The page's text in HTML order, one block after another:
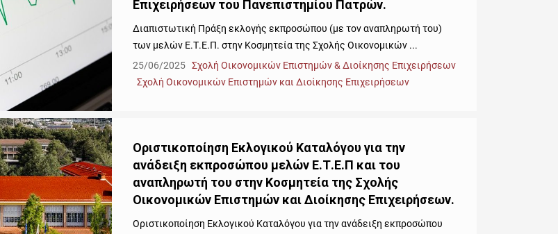
Επιχειρήσεων του Πανεπιστημίου Πατρών.
Διαπιστωτική Πράξη εκλογής εκπροσώπου (με τον αναπληρωτή του)
των μελών Ε.Τ.Ε.Π. στην Κοσμητεία της Σχολής Οικονομικών ...
25/06/2025 Σχολή Οικονομικών Επιστημών & Διοίκησης Επιχειρήσεων
Σχολή Οικονομικών Επιστημών και Διοίκησης Επιχειρήσεων
Οριστικοποίηση Εκλογικού Καταλόγου για την
ανάδειξη εκπροσώπου μελών Ε.Τ.Ε.Π και του
αναπληρωτή του στην Κοσμητεία της Σχολής
Οικονομικών Επιστημών και Διοίκησης Επιχειρήσεων.
Οριστικοποίηση Εκλογικού Καταλόγου για την ανάδειξη εκπροσώπου